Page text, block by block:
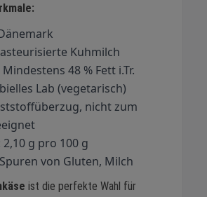
Kuhmilch
48 % Fett i.Tr.
Lab (vegetarisch)
nicht zum
2,10 g pro 100 g
von Gluten, Milch
ist die perfekte Wahl für